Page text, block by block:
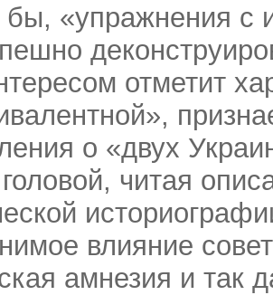
бы, «упражнения с
отметит
о «двух
читая
влияние
амнезия и так